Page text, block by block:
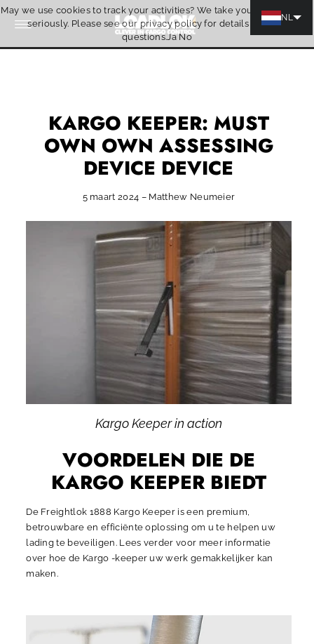
Skip naar inhoud
Offerte
KARGO KEEPER: MUST
OWN OWN ASSESSING
DEVICE DEVICE
5 maart 2024 – Matthew Neumeier
Kargo Keeper in action
VOORDELEN DIE DE
KARGO KEEPER BIEDT
De Freightlok 1888 Kargo Keeper is een premium,
betrouwbare en efficiënte oplossing om u te helpen uw
lading te beveiligen. Lees verder voor meer informatie
over hoe de Kargo -keeper uw werk gemakkelijker kan
maken.
May we use cookies to track your activities? We take your privacy very
seriously. Please see our privacy policy for details and any
questions.Ja No
NL